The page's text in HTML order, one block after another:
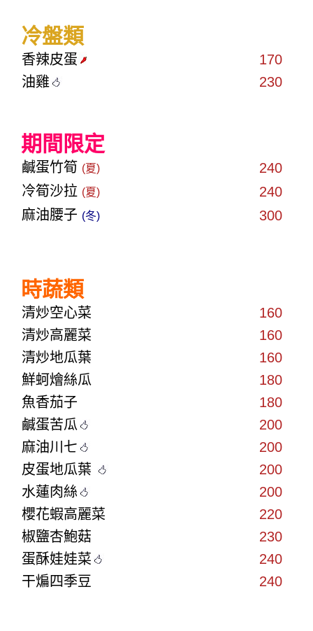
冷盤類
香辣皮蛋
170
油雞
230
期間限定
鹹蛋竹筍 (夏)
240
冷筍沙拉 (夏)
240
麻油腰子 (冬) 300
時蔬類
清炒空心菜
160
清炒高麗菜
160
清炒地瓜葉
160
鮮蚵燴絲瓜
180
魚香茄子
180
鹹蛋苦瓜
200
麻油川七
200
皮蛋地瓜葉
200
水蓮肉絲
200
櫻花蝦高麗菜
220
椒鹽杏鮑菇
230
蛋酥娃娃菜
240
干煸四季豆
240